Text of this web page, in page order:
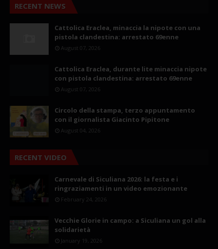
RECENT NEWS
Cattolica Eraclea, minaccia la nipote con una
pistola clandestina: arrestato 69enne
August 07, 2026
Cattolica Eraclea, durante lite minaccia nipote
con pistola clandestina: arrestato 69enne
August 07, 2026
Circolo della stampa, terzo appuntamento
con il giornalista Giacinto Pipitone
August 04, 2026
RECENT VIDEO
Carnevale di Siculiana 2026: la festa e i
ringraziamenti in un video emozionante
February 24, 2026
Vecchie Glorie in campo: a Siculiana un gol alla
solidarietà
January 19, 2026